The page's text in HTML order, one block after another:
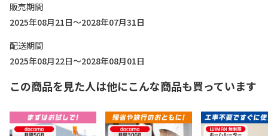
販売期間
2025年08月21日～2028年07月31日
配送期間
2025年08月22日～2028年08月01日
この商品を見た人は他にこんな商品も買っています